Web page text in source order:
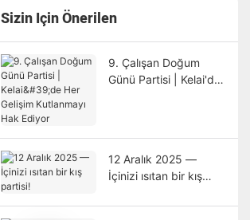
Sizin Için Önerilen
9. Çalışan Doğum
Günü Partisi | Kelai'de
12 Aralık 2025 —
İçinizi ısıtan bir kış